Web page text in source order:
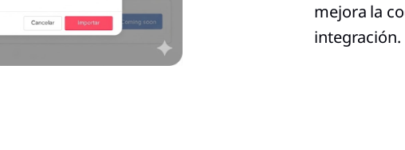
mejora la
integración.